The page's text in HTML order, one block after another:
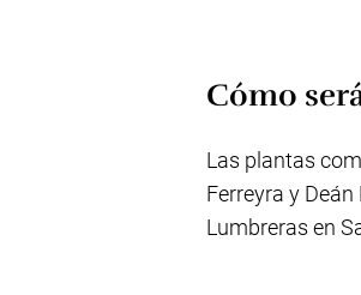
Cómo
Las plantas
Ferreyra y
Lumbreras en